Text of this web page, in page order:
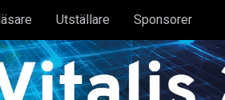
Utställare Sponsorer